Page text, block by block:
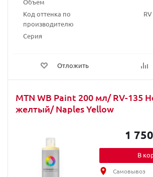
Объем
Код оттенка по
производителю
Серия
Отложить
MTN WB Paint 200 мл/ RV-135
желтый/ Naples Yellow
1
В
Самовывоз